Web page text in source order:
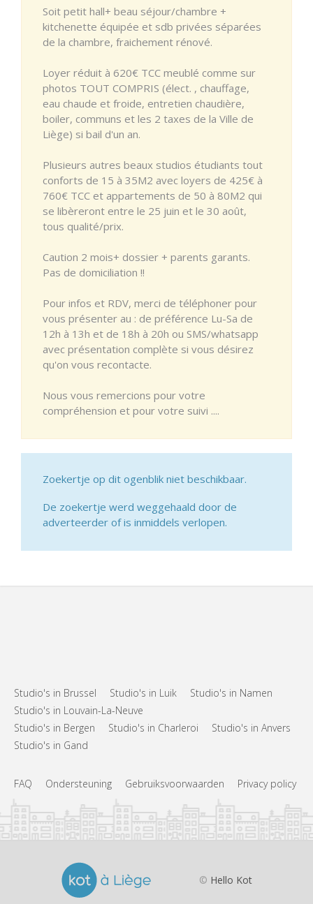
Soit petit hall+ beau séjour/chambre +
kitchenette équipée et sdb privées séparées
de la chambre, fraichement rénové.
Loyer réduit à 620€ TCC meublé comme sur
photos TOUT COMPRIS (élect. , chauffage,
eau chaude et froide, entretien chaudière,
boiler, communs et les 2 taxes de la Ville de
Liège) si bail d'un an.
Plusieurs autres beaux studios étudiants tout
conforts de 15 à 35M2 avec loyers de 425€ à
760€ TCC et appartements de 50 à 80M2 qui
se libèreront entre le 25 juin et le 30 août,
tous qualité/prix.
Caution 2 mois+ dossier + parents garants.
Pas de domiciliation !!
Pour infos et RDV, merci de téléphoner pour
vous présenter au : de préférence Lu-Sa de
12h à 13h et de 18h à 20h ou SMS/whatsapp
avec présentation complète si vous désirez
qu'on vous recontacte.
Nous vous remercions pour votre
compréhension et pour votre suivi ....
Zoekertje op dit ogenblik niet beschikbaar.
De zoekertje werd weggehaald door de
adverteerder of is inmiddels verlopen.
Studio's in Brussel Studio's in Luik
Studio's in Namen
Studio's in Louvain-La-Neuve
Studio's in Bergen
Studio's in Charleroi
Studio's in Anvers
Studio's in Gand
FAQ Ondersteuning Gebruiksvoorwaarden Privacy policy
© Hello Kot